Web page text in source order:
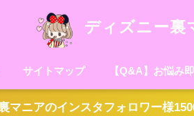
ディズニー裏
サイトマップ 【Q&A】お悩み
マニアのインスタフォロワー様